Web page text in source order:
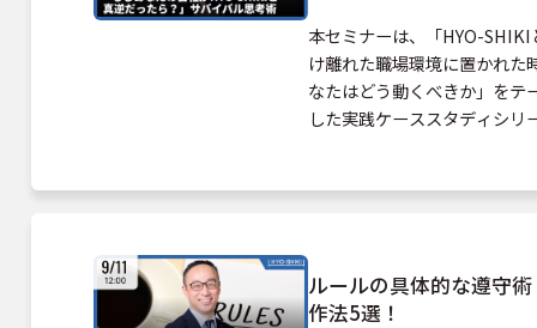
本セミナーは、「HYO-SHIKI
け離れた職場環境に置かれた
なたはどう動くべきか」をテ
した実践ケーススタディシリ
乱立する職場」などなど、理
「サバイバル思考術」を解説
す。 感情や愚痴に流されず、
ルールの具体的な遵守
作法5選！